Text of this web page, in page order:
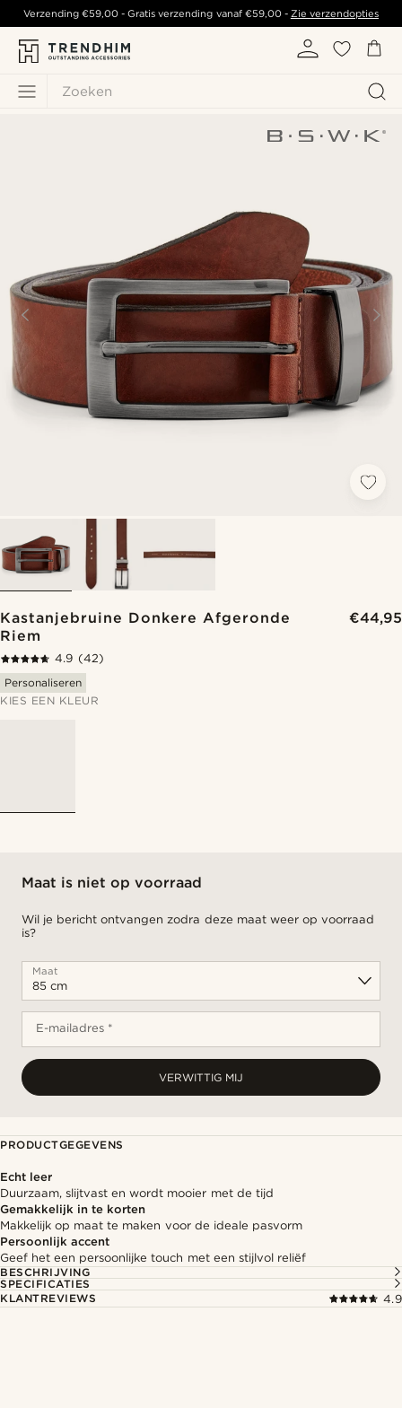
Zoeken
Verzending€59,00 - Gratis verzending vanaf €59,00- Zie verzendopties
Kastanjebruine Donkere Afgeronde
Riem
€44,95
4.9 (42)
Personaliseren
KIES EEN KLEUR
Maat is niet op voorraad
Wil je bericht ontvangen zodra deze maat weer op voorraad
is?
Maat
E-mailadres *
VERWITTIG MIJ
PRODUCTGEGEVENS
Echt leer
Duurzaam, slijtvast en wordt mooier met de tijd
Gemakkelijk in te korten
Makkelijk op maat te maken voor de ideale pasvorm
Persoonlijk accent
Geef het een persoonlijke touch met een stijlvol reliëf
BESCHRIJVING
SPECIFICATIES
KLANTREVIEWS
4.9